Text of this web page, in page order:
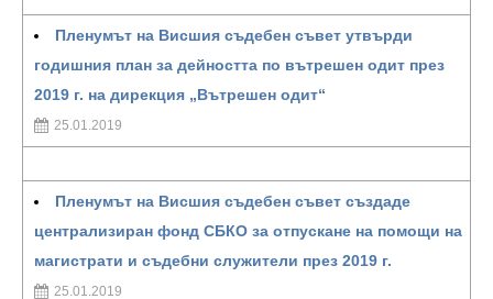
Пленумът на Висшия съдебен съвет утвърди
годишния план за дейността по вътрешен одит през
2019 г. на дирекция „Вътрешен одит“
25.01.2019
Пленумът на Висшия съдебен съвет създаде
централизиран фонд СБКО за отпускане на помощи на
магистрати и съдебни служители през 2019 г.
25.01.2019